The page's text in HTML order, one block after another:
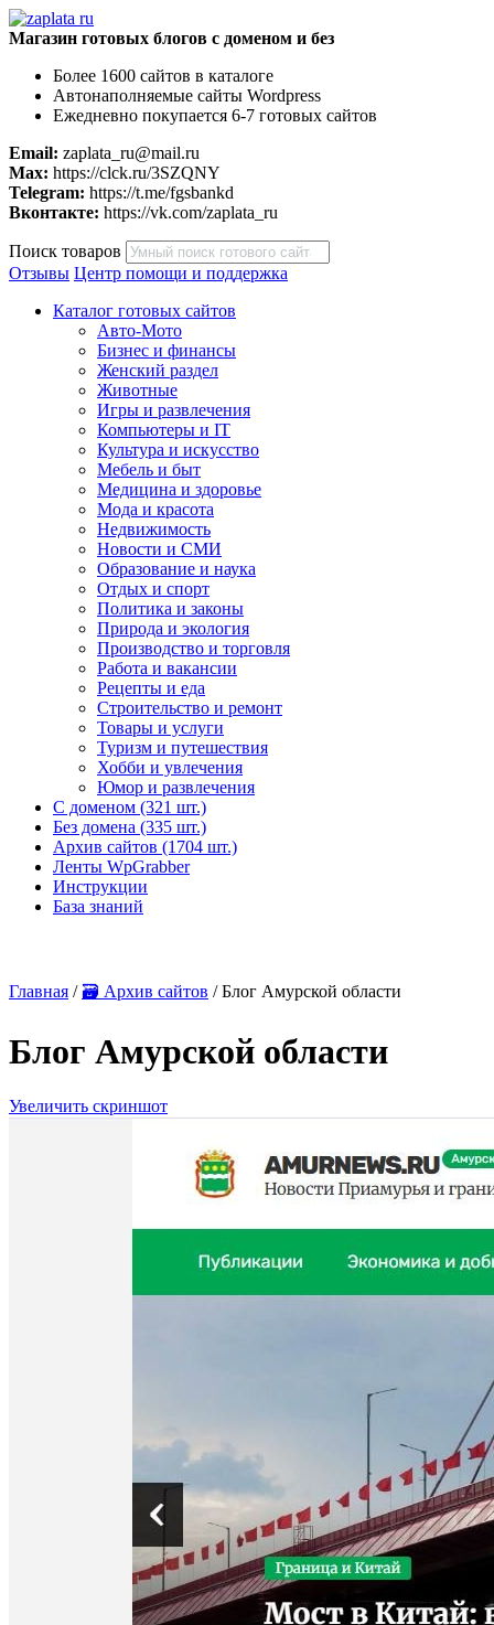
Магазин готовых блогов с доменом и без
Более 1600 сайтов в каталоге
Автонаполняемые сайты Wordpress
Ежедневно покупается 6-7 готовых сайтов
Email: zaplata_ru@mail.ru
Max: https://clck.ru/3SZQNY
Telegram: https://t.me/fgsbankd
Вконтакте: https://vk.com/zaplata_ru
Поиск товаров
Отзывы Центр помощи и поддержка
Каталог готовых сайтов
Авто-Мото
Бизнес и финансы
Женский раздел
Животные
Игры и развлечения
Компьютеры и IT
Культура и искусство
Мебель и быт
Медицина и здоровье
Мода и красота
Недвижимость
Новости и СМИ
Образование и наука
Отдых и спорт
Политика и законы
Природа и экология
Производство и торговля
Работа и вакансии
Рецепты и еда
Строительство и ремонт
Товары и услуги
Туризм и путешествия
Хобби и увлечения
Юмор и развлечения
С доменом (321 шт.)
Без домена (335 шт.)
Архив сайтов (1704 шт.)
Ленты WpGrabber
Инструкции
База знаний
Главная / 🗃 Архив сайтов / Блог Амурской области
Блог Амурской области
Увеличить скриншот